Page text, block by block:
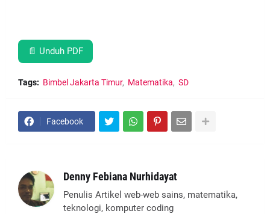
📄 Unduh PDF
Tags: Bimbel Jakarta Timur Matematika SD
Facebook
Denny Febiana Nurhidayat
Penulis Artikel web-web sains, matematika,
teknologi, komputer coding